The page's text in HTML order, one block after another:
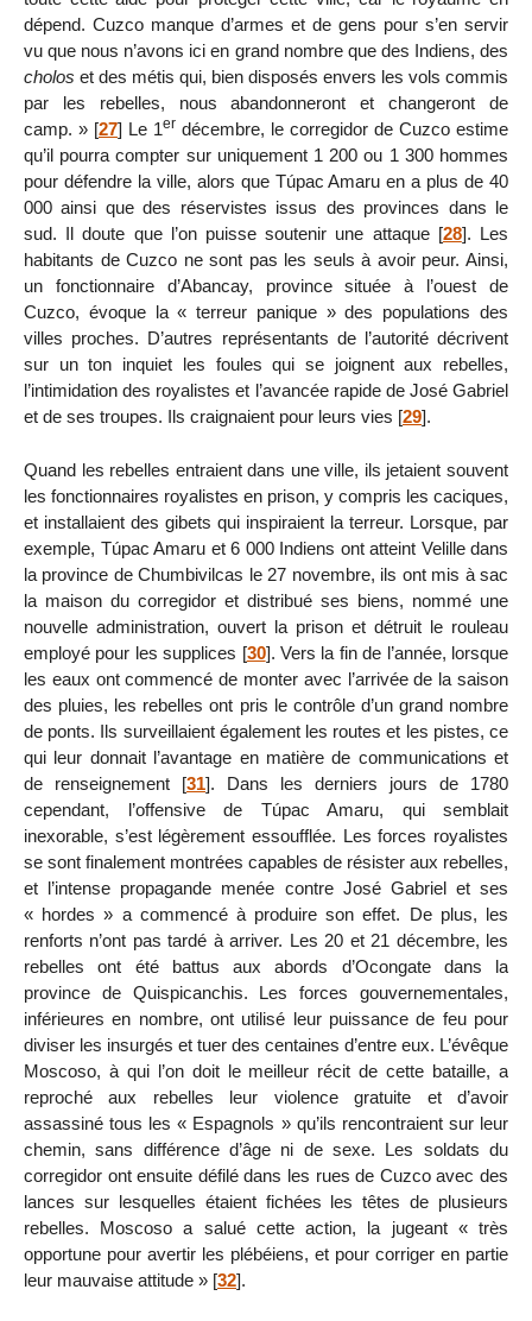
dépend. Cuzco manque d’armes et de gens pour s’en servir
vu que nous n’avons ici en grand nombre que des Indiens, des
cholos et des métis qui, bien disposés envers les vols commis
par les rebelles, nous abandonneront et changeront de
camp. » [27] Le 1er décembre, le corregidor de Cuzco estime
qu’il pourra compter sur uniquement 1 200 ou 1 300 hommes
pour défendre la ville, alors que Túpac Amaru en a plus de 40
000 ainsi que des réservistes issus des provinces dans le
sud. Il doute que l’on puisse soutenir une attaque[28]. Les
habitants de Cuzco ne sont pas les seuls à avoir peur. Ainsi,
un fonctionnaire d’Abancay, province située à l’ouest de
Cuzco, évoque la « terreur panique » des populations des
villes proches. D’autres représentants de l’autorité décrivent
sur un ton inquiet les foules qui se joignent aux rebelles,
l’intimidation des royalistes et l’avancée rapide de José Gabriel
et de ses troupes. Ils craignaient pour leurs vies [29].
Quand les rebelles entraient dans une ville, ils jetaient souvent
les fonctionnaires royalistes en prison, y compris les caciques,
et installaient des gibets qui inspiraient la terreur. Lorsque, par
exemple, Túpac Amaru et 6 000 Indiens ont atteint Velille dans
la province de Chumbivilcas le 27 novembre, ils ont mis à sac
la maison du corregidor et distribué ses biens, nommé une
nouvelle administration, ouvert la prison et détruit le rouleau
employé pour les supplices [30]. Vers la fin de l’année, lorsque
les eaux ont commencé de monter avec l’arrivée de la saison
des pluies, les rebelles ont pris le contrôle d’un grand nombre
de ponts. Ils surveillaient également les routes et les pistes, ce
qui leur donnait l’avantage en matière de communications et
de renseignement [31]. Dans les derniers jours de 1780
cependant, l’offensive de Túpac Amaru, qui semblait
inexorable, s’est légèrement essoufflée. Les forces royalistes
se sont finalement montrées capables de résister aux rebelles,
et l’intense propagande menée contre José Gabriel et ses
« hordes » a commencé à produire son effet. De plus, les
renforts n’ont pas tardé à arriver. Les 20 et 21 décembre, les
rebelles ont été battus aux abords d’Ocongate dans la
province de Quispicanchis. Les forces gouvernementales,
inférieures en nombre, ont utilisé leur puissance de feu pour
diviser les insurgés et tuer des centaines d’entre eux. L’évêque
Moscoso, à qui l’on doit le meilleur récit de cette bataille, a
reproché aux rebelles leur violence gratuite et d’avoir
assassiné tous les « Espagnols » qu’ils rencontraient sur leur
chemin, sans différence d’âge ni de sexe. Les soldats du
corregidor ont ensuite défilé dans les rues de Cuzco avec des
lances sur lesquelles étaient fichées les têtes de plusieurs
rebelles. Moscoso a salué cette action, la jugeant « très
opportune pour avertir les plébéiens, et pour corriger en partie
leur mauvaise attitude » [32].